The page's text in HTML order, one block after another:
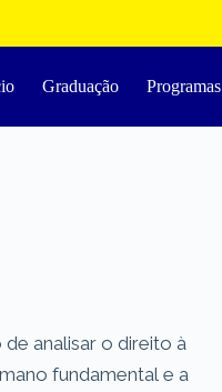
Graduação Programas
analisar o direito à
fundamental e a